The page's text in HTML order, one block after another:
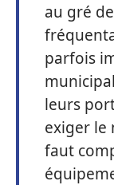
au gré
parfois
leurs
exiger le
faut